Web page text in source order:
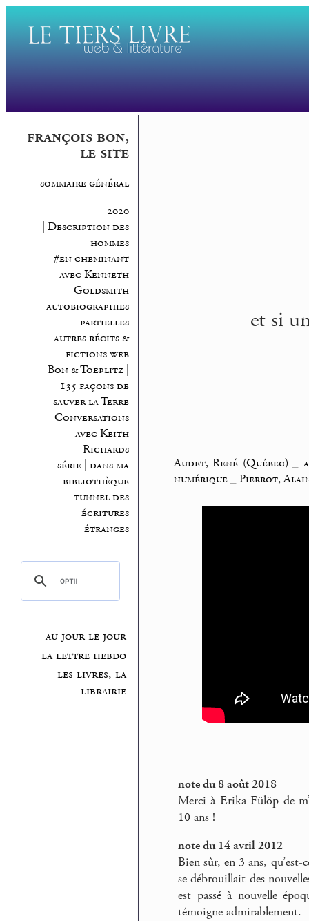
françois bon,
le site
sommaire général
2020
| Description des
hommes
#en cheminant
avec Kenneth
Goldsmith
autobiographies
partielles
autres récits &
fictions web
Bon & Toeplitz |
135 façons de
sauver la Terre
Conversations
avec Keith
Richards
série | dans ma
bibliothèque
tunnel des
écritures
étranges
au jour le jour
la lettre hebdo
les livres, la
librairie
et si
Audet, René (Québec)
numérique_ Pierrot,
note du 8 août 2018
Merci à Erika Fülöp de
10 ans !
note du 14 avril 2012
Bien sûr, en 3 ans,
se débrouillait des
est passé à nouvelle
témoigne admirablement.